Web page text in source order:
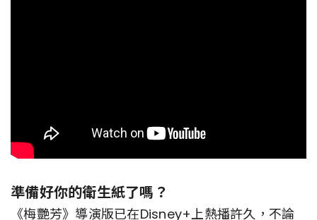
準備好你的衛生紙了嗎？
《梅艷芳》導演版已在Disney+上熱播許久，不論